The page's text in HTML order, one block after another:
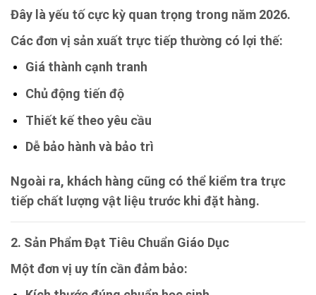
Đây là yếu tố cực kỳ quan trọng trong năm 2026.
Các đơn vị sản xuất trực tiếp thường có lợi thế:
Giá thành cạnh tranh
Chủ động tiến độ
Thiết kế theo yêu cầu
Dễ bảo hành và bảo trì
Ngoài ra, khách hàng cũng có thể kiểm tra trực
tiếp chất lượng vật liệu trước khi đặt hàng.
2. Sản Phẩm Đạt Tiêu Chuẩn Giáo Dục
Một đơn vị uy tín cần đảm bảo: